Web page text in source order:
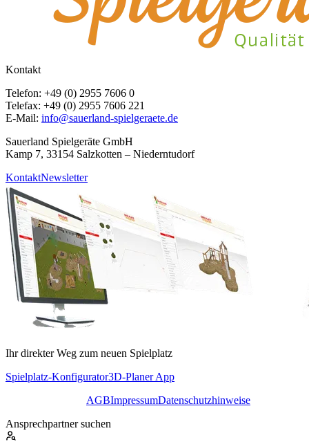
Kontakt
Telefon: +49 (0) 2955 7606 0
Telefax: +49 (0) 2955 7606 221
E-Mail: info@sauerland-spielgeraete.de
Sauerland Spielgeräte GmbH
Kamp 7, 33154 Salzkotten – Niederntudorf
KontaktNewsletter
Ihr direkter Weg zum neuen Spielplatz
Spielplatz-Konfigurator3D-Planer App
AGBImpressumDatenschutzhinweise
Ansprechpartner suchen